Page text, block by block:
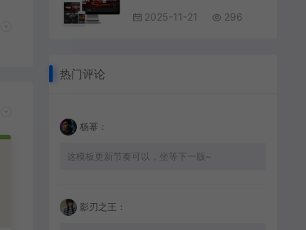
2025-11-21 296
热门评论
杨幂：
这模板更新节奏可以，坐等下一版~
影刃之王：